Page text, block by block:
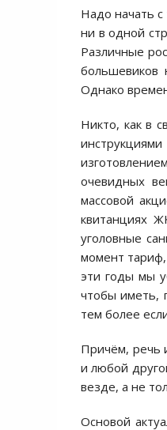
Надо начать
ни в одной
Различные
большевиков
Однако
Никто, как в
очевидных
массовой
квитанциях
уголовные
момент тариф,
эти годы мы
чтобы иметь,
тем более
Причём, речь
и любой
везде, а не
Основой